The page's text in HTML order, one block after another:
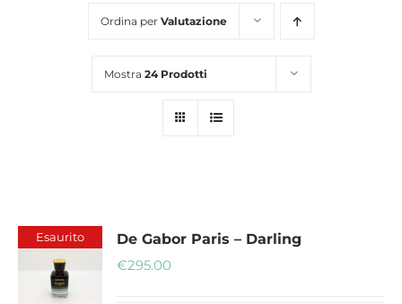
Ordina per Valutazione
Mostra 24 Prodotti
Esaurito
De Gabor Paris – Darling
€295.00